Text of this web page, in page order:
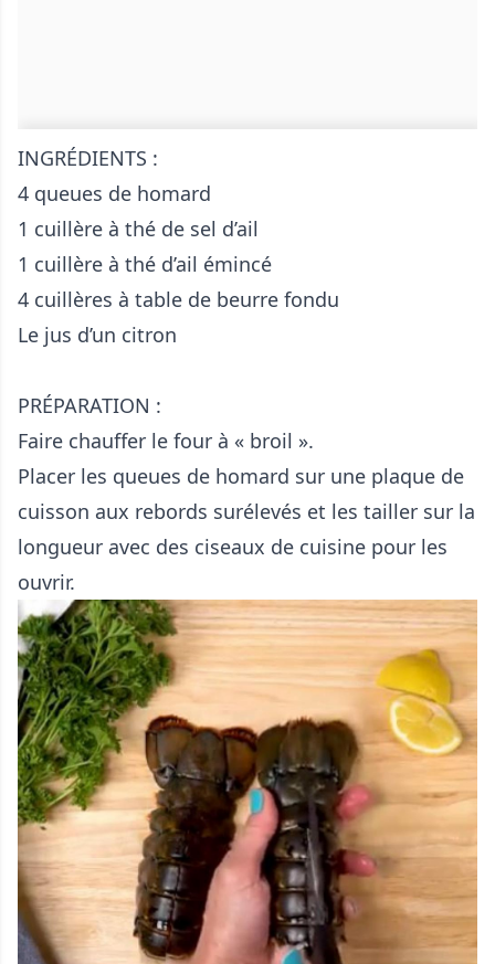
INGRÉDIENTS :
4 queues de homard
1 cuillère à thé de sel d’ail
1 cuillère à thé d’ail émincé
4 cuillères à table de beurre fondu
Le jus d’un citron
PRÉPARATION :
Faire chauffer le four à « broil ».
Placer les queues de homard sur une plaque de
cuisson aux rebords surélevés et les tailler sur la
longueur avec des ciseaux de cuisine pour les
ouvrir.